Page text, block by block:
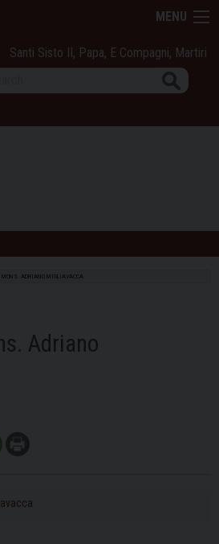
MENU
Santi Sisto II, Papa, E Compagni, Martiri
MONS. ADRIANO MIGLIAVACCA
Adriano